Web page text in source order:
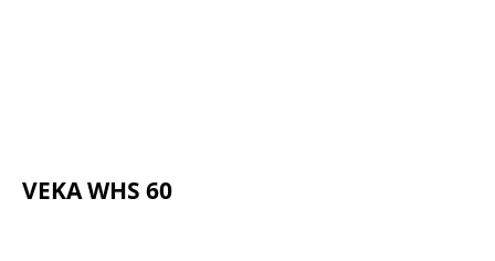
VEKA WHS 60